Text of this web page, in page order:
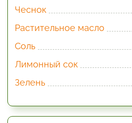
Чеснок
Растительное масло
Соль
Лимонный сок
Зелень